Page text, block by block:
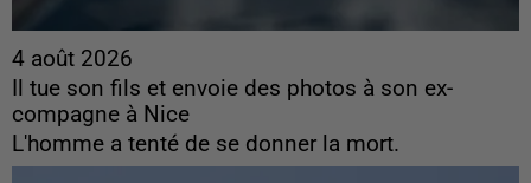
4 août 2026
Il tue son fils et envoie des photos à son ex-
compagne à Nice
L'homme a tenté de se donner la mort.